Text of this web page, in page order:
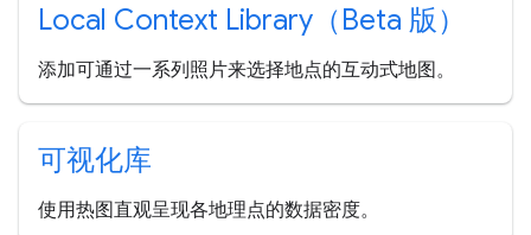
Local Context Library（Beta 版）
添加可通过一系列照片来选择地点的互动式地图。
可视化库
使用热图直观呈现各地理点的数据密度。